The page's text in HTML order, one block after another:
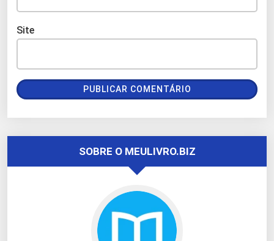
Site
SOBRE O MEULIVRO.BIZ